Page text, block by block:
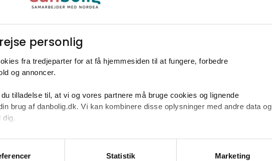
personlig​
fra tredjeparter for at få hjemmesiden til at fungere, forbedre
og annoncer.​
tilladelse til, at vi og vores partnere må bruge cookies og lignende
brug af danbolig.dk. Vi kan kombinere disse oplysninger med andre data og
dig.​
alle formål. Du kan til enhver tid læse mere om brugen af cookies samt
til vores
. Oplysninger om behandling af personoplysninger
Statistik Marketing
1.695.000 kr.
Finansiering
Udbetaling
85.000 kr.
Netto ekskl. ejerudgift
7.478 kr.